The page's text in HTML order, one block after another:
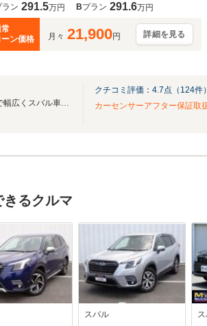
ラン 291.5万円 Bプラン 291.6万円
ーン価格
月々 21,900円 詳細を見る
スポーツカーからファミリーカーまで幅広くスバル車を取り揃えております。
クチコミ評価： 4.7点（ 124件）
カーセンサーアフター保証取
るクルマ
スバル